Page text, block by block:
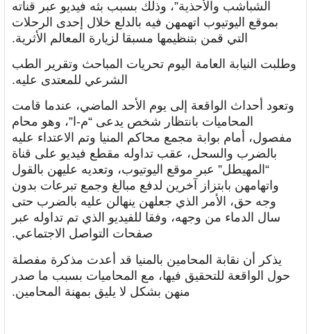
الشباشب والأحذية”، وذلك بسبب بثه فيديو عبر قناته
بموقع اليوتيوب اتهمهن فيه بالدلع خلال إحدى الرحلات
التي قمن بتنظيمها مسبقا لزيارة المعالم الأثرية.
وطلبت النيابة العامة اليوم تحريات المباحث وتقرير الطب
الشرعي للمعتدى عليه.
وتعود أحداث الواقعة إلى يوم الأحد الماضي، عندما قامت
المحاميات بانتظار شخص يدعى “م-ا”، وهو محام
مفصول، أمام بوابة مجمع محاكم المنيا وتم الاعتداء عليه
بالضرب والسحل، عقب تداوله مقطع فيديو على قناة
“المهيطل” عبر موقع اليوتيوب، وتعديه عليهن بالقول
واتهامهن بابتزاز آخرين لدفع مبالغ وجمع تبرعات بدون
وجه حق، الأمر الذي جعلهن ينهالن عليه بالضرب حتى
سال الدماء من وجهه، وفقا للفيديو الذي تم تداوله عبر
صفحات التواصل الاجتماعي.
يذكر أن نقابة المحامين بالمنيا قد أعدت مذكرة مفصلة
حول الواقعة للتحقيق فيها، مع المحاميات بسبب ما صدر
منهن بشكل لا يليق بمهنة المحامين.